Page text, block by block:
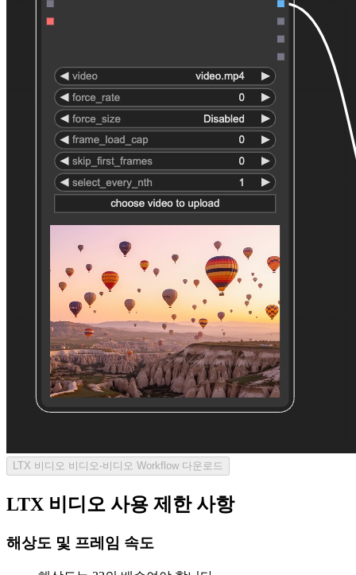
LTX 비디오 비디오-비디오 Workflow 다운로드
LTX 비디오 사용 제한 사항
해상도 및 프레임 속도